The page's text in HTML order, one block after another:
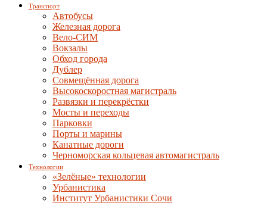
Транспорт
Автобусы
Железная дорога
Вело-СИМ
Вокзалы
Обход города
Дублер
Совмещённая дорога
Высокоскоростная магистраль
Развязки и перекрёстки
Мосты и переходы
Парковки
Порты и марины
Канатные дороги
Черноморская кольцевая автомагистраль
Технологии
«Зелёные» технологии
Урбанистика
Институт Урбанистики Сочи